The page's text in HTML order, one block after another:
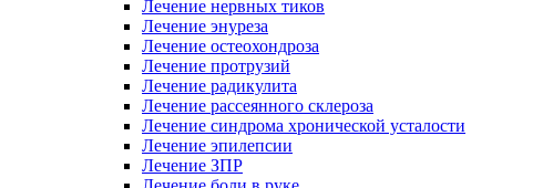
Лечение нервных тиков
Лечение энуреза
Лечение остеохондроза
Лечение протрузий
Лечение радикулита
Лечение рассеянного склероза
Лечение синдрома хронической усталости
Лечение эпилепсии
Лечение ЗПР